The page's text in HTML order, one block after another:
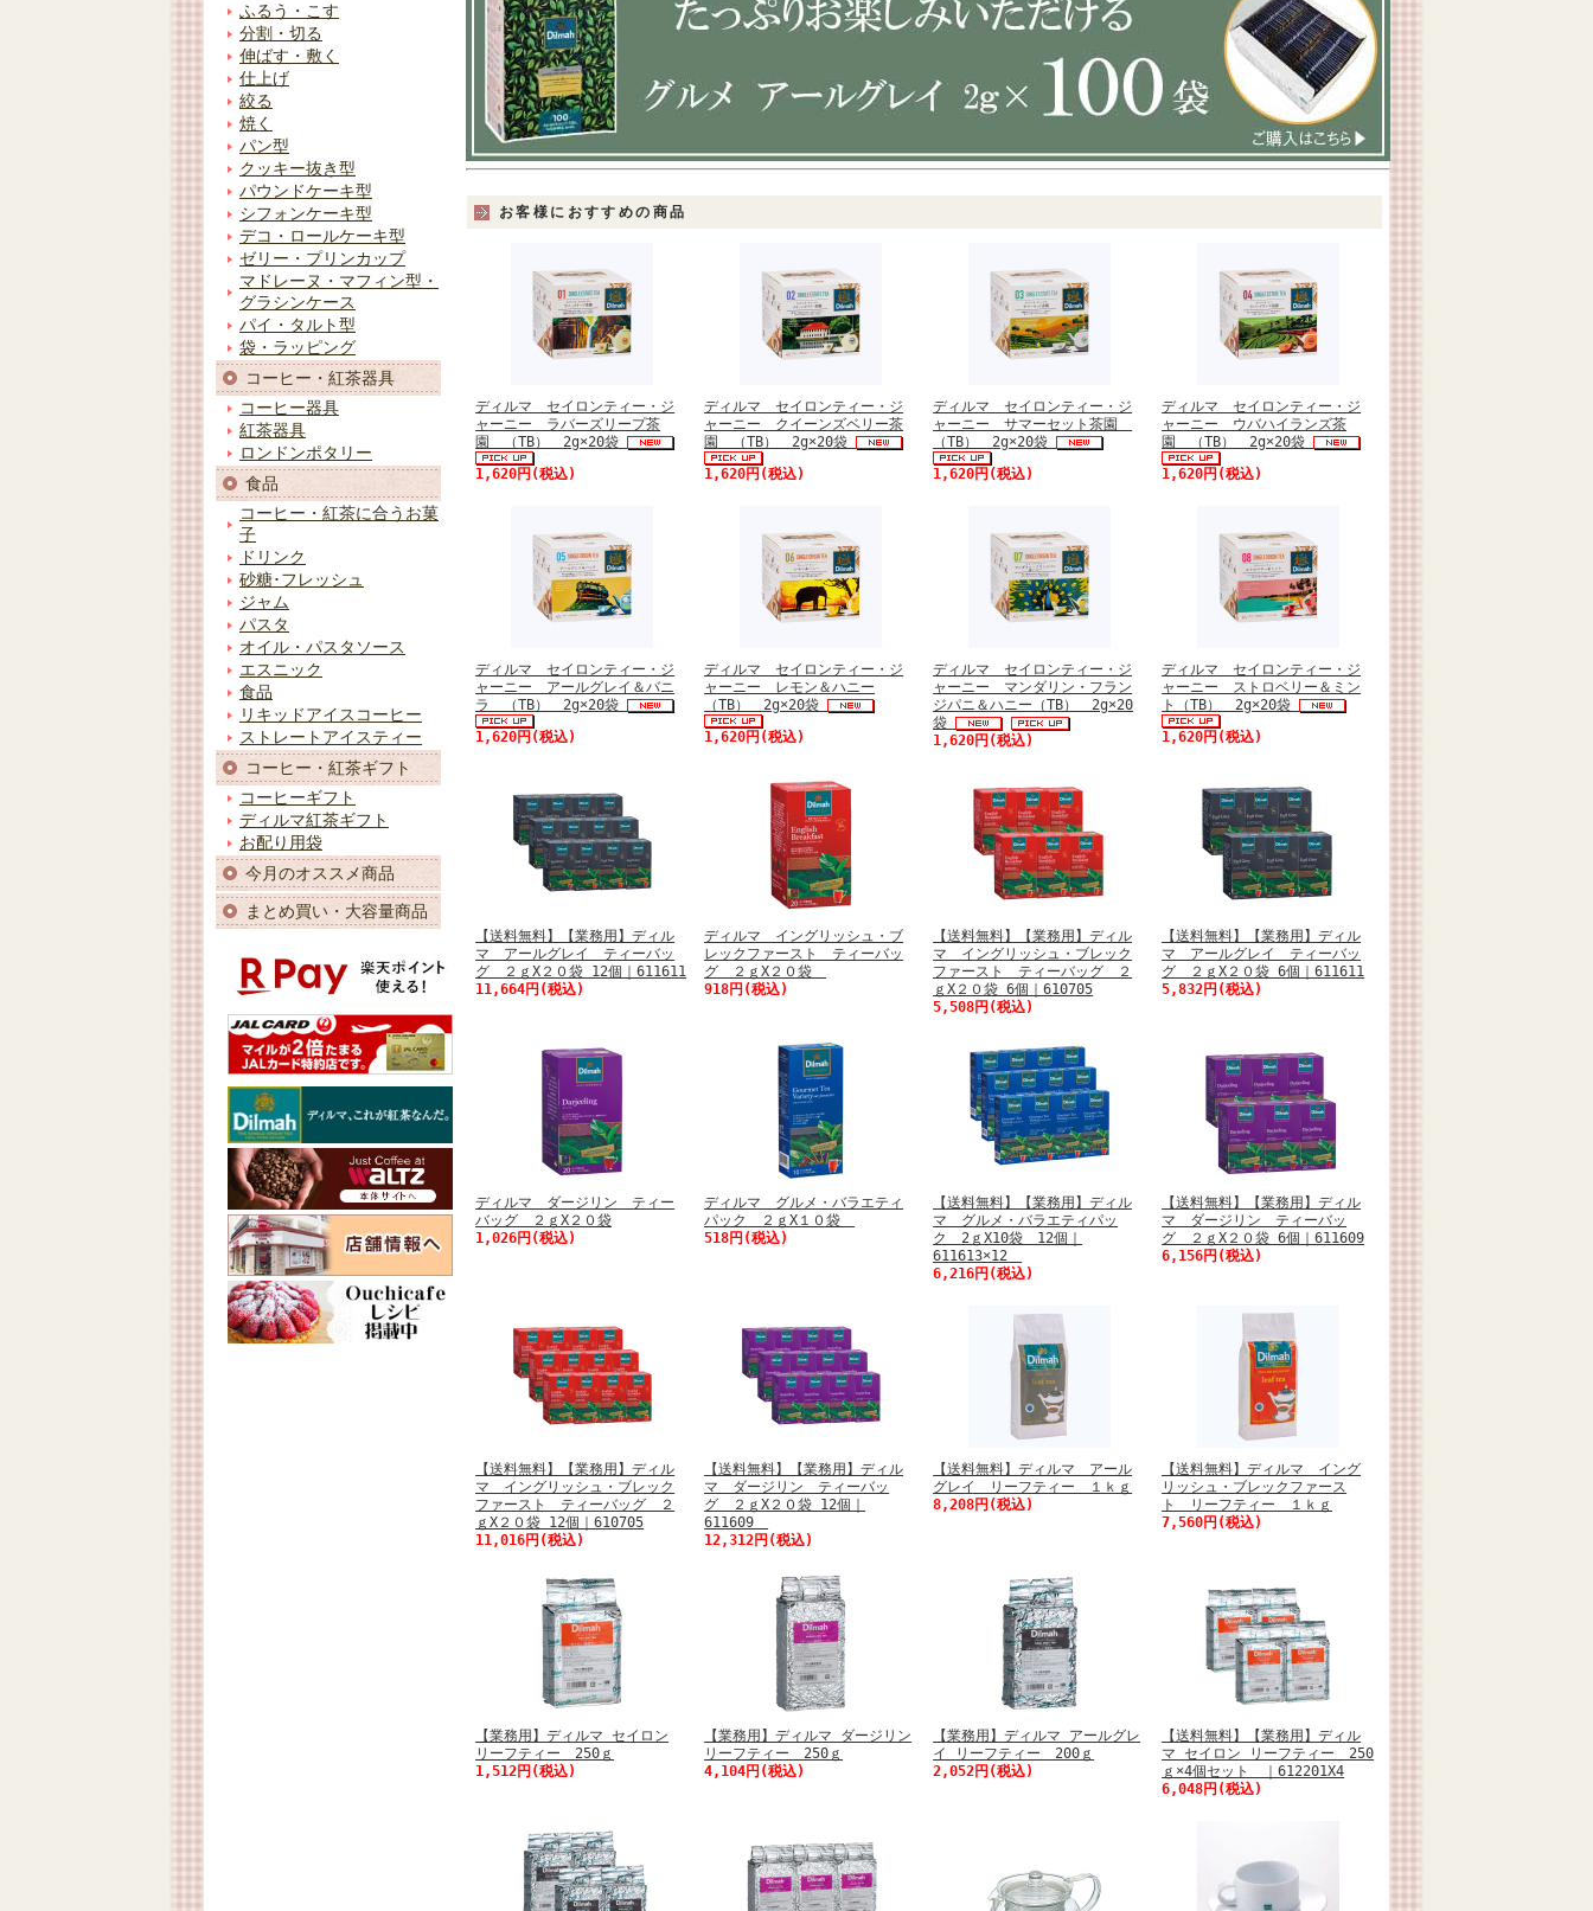
ふるう・こす
分割・切る
伸ばす・敷く
仕上げ
絞る
焼く
パン型
クッキー抜き型
パウンドケーキ型
シフォンケーキ型
デコ・ロールケーキ型
ゼリー・プリンカップ
マドレーヌ・マフィン型・
グラシンケース
パイ・タルト型
袋・ラッピング
コーヒー・紅茶器具
コーヒー器具
紅茶器具
ロンドンポタリー
食品
コーヒー・紅茶に合うお菓
子
ドリンク
砂糖･フレッシュ
ジャム
パスタ
オイル・パスタソース
エスニック
食品
リキッドアイスコーヒー
ストレートアイスティー
コーヒー・紅茶ギフト
コーヒーギフト
ディルマ紅茶ギフト
お配り用袋
今月のオススメ商品
まとめ買い・大容量商品
お客様におすすめの商品
ディルマ セイロンティー・ジ
ャーニー ラバーズリープ茶
園 （TB） 2g×20袋
1,620円(税込)
ディルマ セイロンティー・ジ
ャーニー クイーンズベリー茶
園 （TB） 2g×20袋
1,620円(税込)
ディルマ セイロンティー・ジ
ャーニー サマーセット茶園
（TB） 2g×20袋
1,620円(税込)
ディルマ セイロンティー・ジ
ャーニー ウバハイランズ茶
園 （TB） 2g×20袋
1,620円(税込)
ディルマ セイロンティー・ジ
ャーニー アールグレイ＆バニ
ラ （TB） 2g×20袋
1,620円(税込)
ディルマ セイロンティー・ジ
ャーニー レモン＆ハニー
（TB） 2g×20袋
1,620円(税込)
ディルマ セイロンティー・ジ
ャーニー マンダリン・フラン
ジパニ＆ハニー（TB） 2g×20
袋
1,620円(税込)
ディルマ セイロンティー・ジ
ャーニー ストロベリー＆ミン
ト（TB） 2g×20袋
1,620円(税込)
【送料無料】【業務用】ディル
マ アールグレイ ティーバッ
グ ２ｇX２０袋 12個｜611611
11,664円(税込)
ディルマ イングリッシュ・ブ
レックファースト ティーバッ
グ ２ｇX２０袋
918円(税込)
【送料無料】【業務用】ディル
マ イングリッシュ・ブレック
ファースト ティーバッグ ２
ｇX２０袋 6個｜610705
5,508円(税込)
【送料無料】【業務用】ディル
マ アールグレイ ティーバッ
グ ２ｇX２０袋 6個｜611611
5,832円(税込)
ディルマ ダージリン ティー
バッグ ２ｇX２０袋
1,026円(税込)
ディルマ グルメ・バラエティ
パック ２ｇX１０袋
518円(税込)
【送料無料】【業務用】ディル
マ グルメ・バラエティパッ
ク 2ｇX10袋 12個｜
611613×12
6,216円(税込)
【送料無料】【業務用】ディル
マ ダージリン ティーバッ
グ ２ｇX２０袋 6個｜611609
6,156円(税込)
【送料無料】【業務用】ディル
マ イングリッシュ・ブレック
ファースト ティーバッグ ２
ｇX２０袋 12個｜610705
11,016円(税込)
【送料無料】【業務用】ディル
マ ダージリン ティーバッ
グ ２ｇX２０袋 12個｜
611609
12,312円(税込)
【送料無料】ディルマ アール
グレイ リーフティー １ｋｇ
8,208円(税込)
【送料無料】ディルマ イング
リッシュ・ブレックファース
ト リーフティー １ｋｇ
7,560円(税込)
【業務用】ディルマ セイロン
リーフティー 250ｇ
1,512円(税込)
【業務用】ディルマ ダージリン
リーフティー 250ｇ
4,104円(税込)
【業務用】ディルマ アールグレ
イ リーフティー 200ｇ
2,052円(税込)
【送料無料】【業務用】ディル
マ セイロン リーフティー 250
ｇ×4個セット ｜612201X4
6,048円(税込)